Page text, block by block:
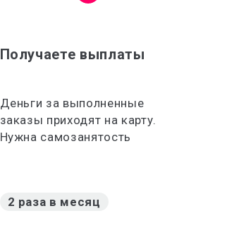
Получаете выплаты
Деньги за выполненные
заказы приходят на карту.
Нужна самозанятость
2 раза в месяц